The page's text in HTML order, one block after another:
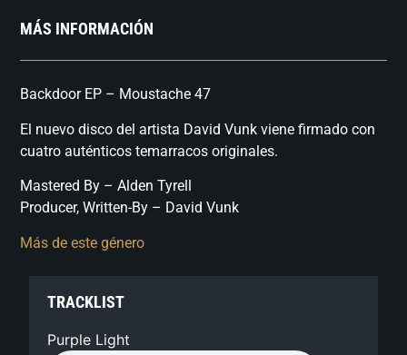
MÁS INFORMACIÓN
Backdoor EP – Moustache 47
El nuevo disco del artista David Vunk viene firmado con
cuatro auténticos temarracos originales.
Mastered By – Alden Tyrell
Producer, Written-By – David Vunk
Más de este género
TRACKLIST
Purple Light